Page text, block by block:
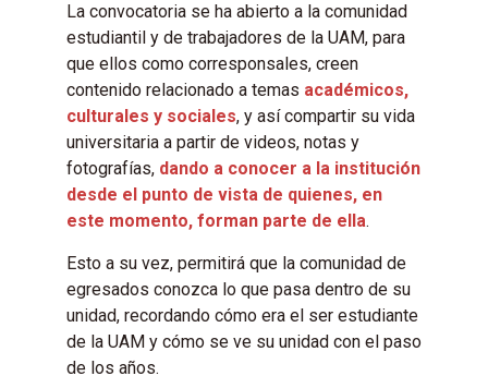
La convocatoria se ha abierto a la comunidad
estudiantil y de trabajadores de la UAM, para
que ellos como corresponsales, creen
contenido relacionado a temas académicos,
culturales y sociales, y así compartir su vida
universitaria a partir de videos, notas y
fotografías, dando a conocer a la institución
desde el punto de vista de quienes, en
este momento, forman parte de ella.
Esto a su vez, permitirá que la comunidad de
egresados conozca lo que pasa dentro de su
unidad, recordando cómo era el ser estudiante
de la UAM y cómo se ve su unidad con el paso
de los años.